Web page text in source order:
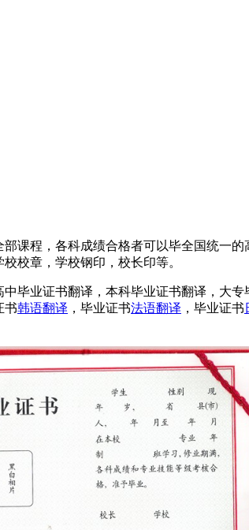
课程，各科成绩合格者可以毕全国统一
校章，学校钢印，校长印等。
毕业证书翻译，本科毕业证书翻译，大
书韩语翻译 ，毕业证书法语翻译 ，毕业证书